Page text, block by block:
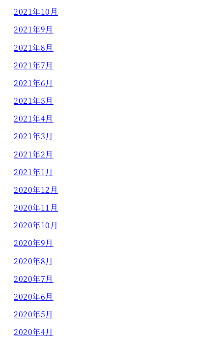
2021年10月
2021年9月
2021年8月
2021年7月
2021年6月
2021年5月
2021年4月
2021年3月
2021年2月
2021年1月
2020年12月
2020年11月
2020年10月
2020年9月
2020年8月
2020年7月
2020年6月
2020年5月
2020年4月